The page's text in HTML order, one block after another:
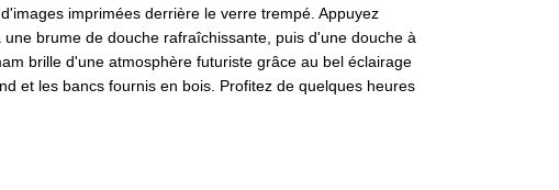
imprimées derrière le verre trempé. Appuyez
brume de douche rafraîchissante, puis d'une douche à
brille d'une atmosphère futuriste grâce au bel éclairage
et les bancs fournis en bois. Profitez de quelques heures